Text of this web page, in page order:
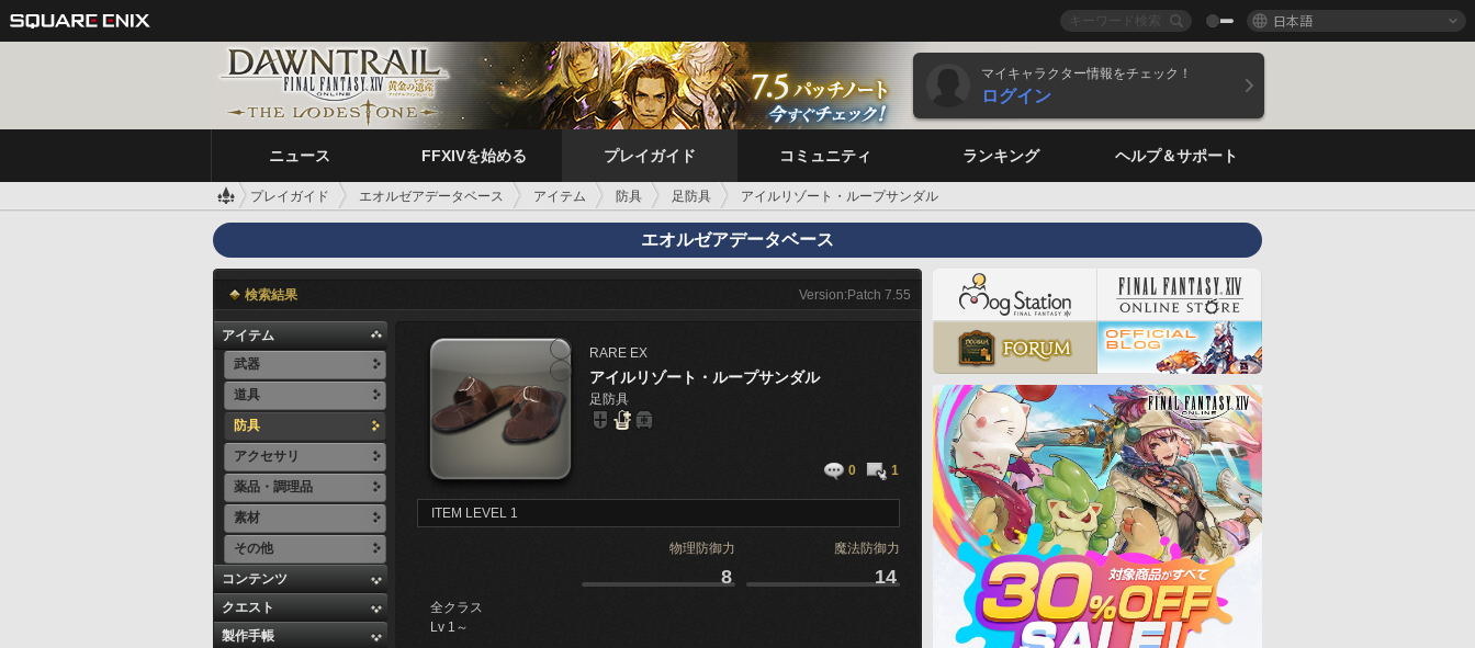
日本語
マイキャラクター情報をチェック！
ログイン
ニュース FFXIVを始める プレイガイド コミュニティ ランキング ヘルプ＆サポート
プレイガイド エオルゼアデータベース アイテム 防具 足防具 アイルリゾート・ループサンダル
エオルゼアデータベース
検索結果 Version:Patch 7.55
アイテム
武器
道具
防具
アクセサリ
薬品・調理品
素材
その他
コンテンツ
クエスト
製作手帳
RARE EX
アイルリゾート・ループサンダル
足防具
0 1
ITEM LEVEL 1
物理防御力 魔法防御力
8 14
全クラス
Lv 1～